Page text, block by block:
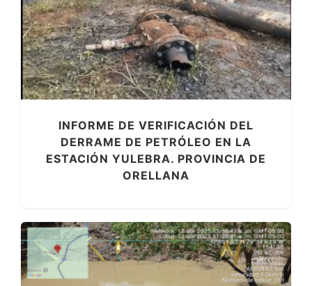
INFORME DE VERIFICACIÓN DEL
DERRAME DE PETRÓLEO EN LA
ESTACIÓN YULEBRA. PROVINCIA DE
ORELLANA